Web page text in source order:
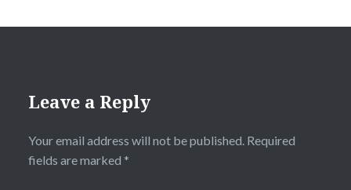
Leave a Reply
Your email address will not be published. Required
fields are marked *